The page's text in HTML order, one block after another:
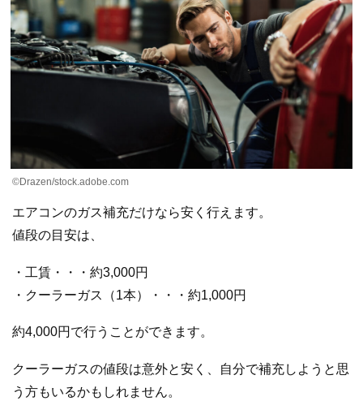
©Drazen/stock.adobe.com
エアコンのガス補充だけなら安く行えます。
値段の目安は、
・工賃・・・約3,000円
・クーラーガス（1本）・・・約1,000円
約4,000円で行うことができます。
クーラーガスの値段は意外と安く、自分で補充しようと思
う方もいるかもしれません。